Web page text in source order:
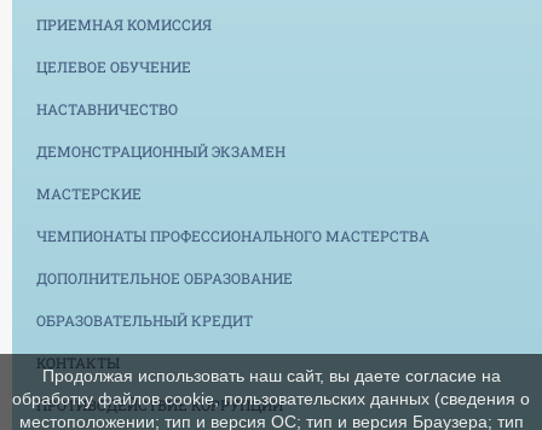
ПРИЕМНАЯ КОМИССИЯ
ЦЕЛЕВОЕ ОБУЧЕНИЕ
НАСТАВНИЧЕСТВО
ДЕМОНСТРАЦИОННЫЙ ЭКЗАМЕН
МАСТЕРСКИЕ
ЧЕМПИОНАТЫ ПРОФЕССИОНАЛЬНОГО МАСТЕРСТВА
ДОПОЛНИТЕЛЬНОЕ ОБРАЗОВАНИЕ
ОБРАЗОВАТЕЛЬНЫЙ КРЕДИТ
КОНТАКТЫ
ПРОТИВОДЕЙСТВИЕ КОРРУПЦИИ
Продолжая использовать наш сайт, вы даете согласие на
обработку файлов cookie, пользовательских данных (сведения о
местоположении; тип и версия ОС; тип и версия Браузера; тип